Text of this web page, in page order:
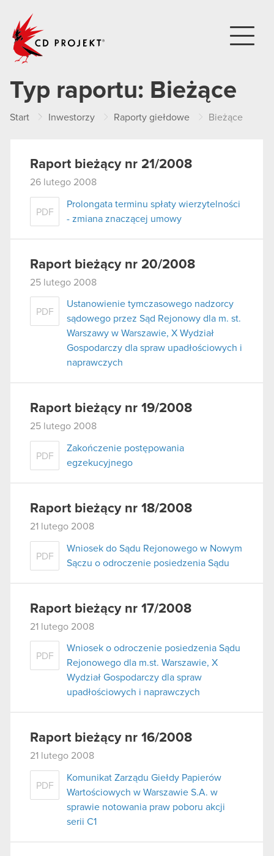
Typ raportu: Bieżące
Start Inwestorzy Raporty giełdowe Bieżące
Raport bieżący nr 21/2008
26 lutego 2008
PDF
Prolongata terminu spłaty wierzytelności
- zmiana znaczącej umowy
Raport bieżący nr 20/2008
25 lutego 2008
PDF
Ustanowienie tymczasowego nadzorcy
sądowego przez Sąd Rejonowy dla m. st.
Warszawy w Warszawie, X Wydział
Gospodarczy dla spraw upadłościowych i
naprawczych
Raport bieżący nr 19/2008
25 lutego 2008
PDF
Zakończenie postępowania
egzekucyjnego
Raport bieżący nr 18/2008
21 lutego 2008
PDF
Wniosek do Sądu Rejonowego w Nowym
Sączu o odroczenie posiedzenia Sądu
Raport bieżący nr 17/2008
21 lutego 2008
PDF
Wniosek o odroczenie posiedzenia Sądu
Rejonowego dla m.st. Warszawie, X
Wydział Gospodarczy dla spraw
upadłościowych i naprawczych
Raport bieżący nr 16/2008
21 lutego 2008
PDF
Komunikat Zarządu Giełdy Papierów
Wartościowych w Warszawie S.A. w
sprawie notowania praw poboru akcji
serii C1